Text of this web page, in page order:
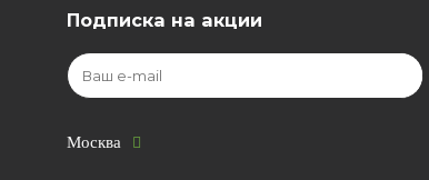
Подписка на акции
Москва